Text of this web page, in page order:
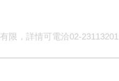
限，詳情可電洽02-23113201